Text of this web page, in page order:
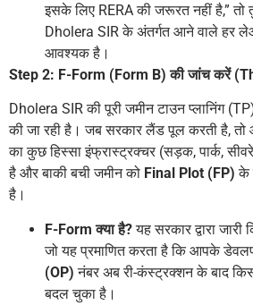
इसके लिए RERA की जरूरत नहीं है,” तो
Dholera SIR के अंतर्गत आने वाले हर
आवश्यक है।
Step 2: F-Form (Form B) की जांच करें
Dholera SIR की पूरी जमीन टाउन प्लानिंग
की जा रही है। जब सरकार लैंड पूल करती है,
का कुछ हिस्सा इंफ्रास्ट्रक्चर (सड़क, पार्क,
है और बाकी बची जमीन को Final Plot (FP) के
है।
F-Form क्या है?यह सरकार द्वारा
जो यह प्रमाणित करता है कि आपके
(OP) नंबर अब री-कंस्ट्रक्शन के बाद
बदल चुका है।